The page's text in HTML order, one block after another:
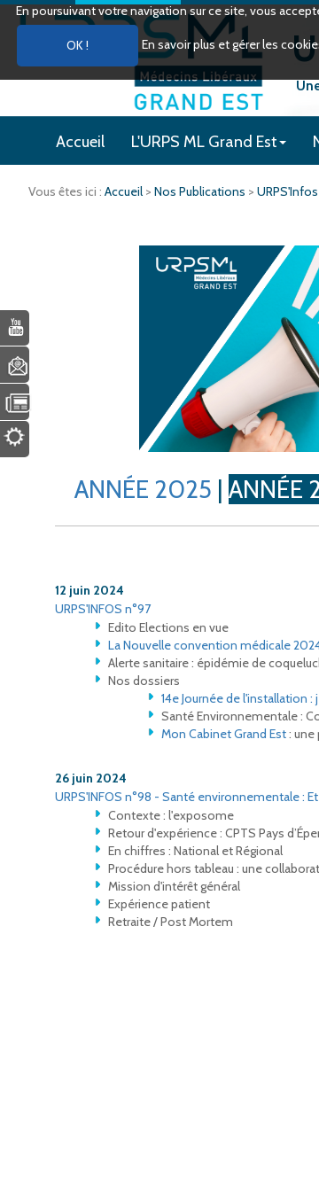
En poursuivant votre navigation sur ce site, vous
En savoir plus et gérer les
Accueil L'URPS ML Grand Est
Vous êtes ici : Accueil > Nos Publications >
ANNÉE 2025 |ANNÉE
12 juin 2024
URPS'INFOS n°97
Edito Elections en vue
La Nouvelle convention médicale
Alerte sanitaire : épidémie de
Nos dossiers
14e Journée de l'installation :
Santé Environnementale :
Mon Cabinet Grand Est:
26 juin 2024
URPS'INFOS n°98 - Santé environnementale :
Contexte : l'exposome
Retour d'expérience : CPTS Pays
En chiffres : National et Régional
Procédure hors tableau : une
Mission d'intérêt général
Expérience patient
Retraite / Post Mortem